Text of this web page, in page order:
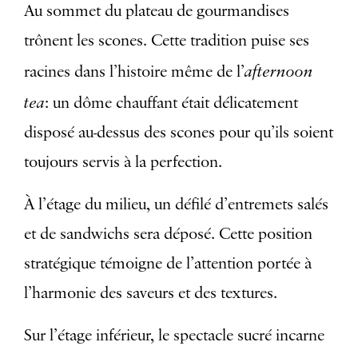
Au sommet du plateau de gourmandises
trônent les scones. Cette tradition puise ses
racines dans l’histoire même de l’afternoon
tea: un dôme chauffant était délicatement
disposé au-dessus des scones pour qu’ils soient
toujours servis à la perfection.
À l’étage du milieu, un défilé d’entremets salés
et de sandwichs sera déposé. Cette position
stratégique témoigne de l’attention portée à
l’harmonie des saveurs et des textures.
Sur l’étage inférieur, le spectacle sucré incarne